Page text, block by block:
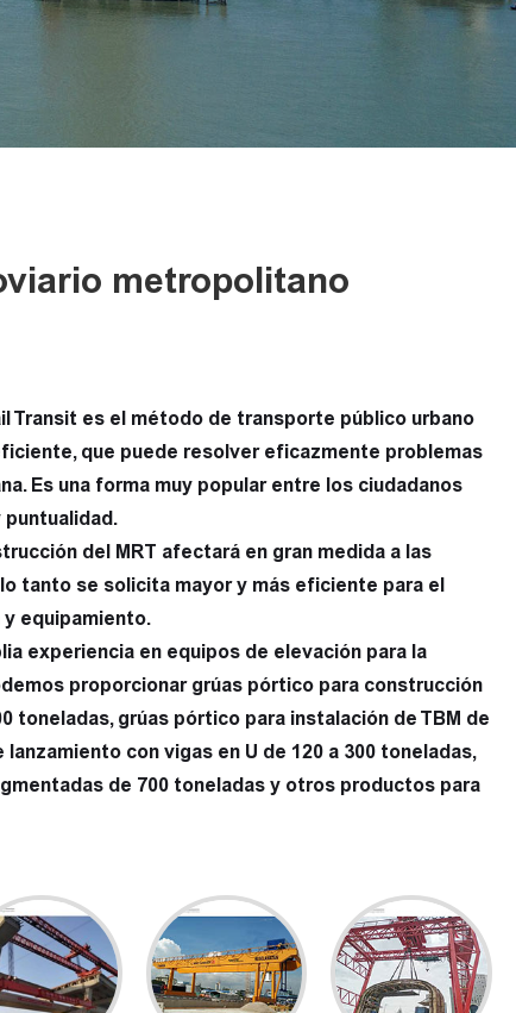
metropolitano
Transit es el método de transporte público urbano
que puede resolver eficazmente problemas
Es una forma muy popular entre los ciudadanos
puntualidad.
del MRT afectará en gran medida a las
tanto se solicita mayor y más eficiente para el
equipamiento.
experiencia en equipos de elevación para la
proporcionar grúas pórtico para construcción
toneladas, grúas pórtico para instalación de TBM de
con vigas en U de 120 a 300 toneladas,
de 700 toneladas y otros productos para